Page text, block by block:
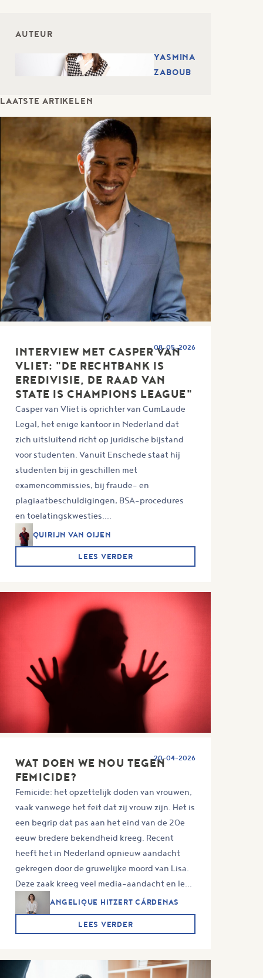
AUTEUR
YASMINA
ZABOUB
LAATSTE ARTIKELEN
INTERVIEW MET CASPER VAN
VLIET: "DE RECHTBANK IS
EREDIVISIE, DE RAAD VAN
STATE IS CHAMPIONS LEAGUE"
08-05-2026
Casper van Vliet is oprichter van CumLaude
Legal, het enige kantoor in Nederland dat
zich uitsluitend richt op juridische bijstand
voor studenten. Vanuit Enschede staat hij
studenten bij in geschillen met
examencommissies, bij fraude- en
plagiaatbeschuldigingen, BSA-procedures
en toelatingskwesties....
QUIRIJN VAN OIJEN
LEES VERDER
WAT DOEN WE NOU TEGEN
FEMICIDE?
20-04-2026
Femicide: het opzettelijk doden van vrouwen,
vaak vanwege het feit dat zij vrouw zijn. Het is
een begrip dat pas aan het eind van de 20e
eeuw bredere bekendheid kreeg. Recent
heeft het in Nederland opnieuw aandacht
gekregen door de gruwelijke moord van Lisa.
Deze zaak kreeg veel media-aandacht en le...
ANGELIQUE HITZERT CÁRDENAS
LEES VERDER